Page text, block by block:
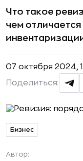
Что такое
чем
07 октября 2024,
Поделиться:
Бизнес
Автор: